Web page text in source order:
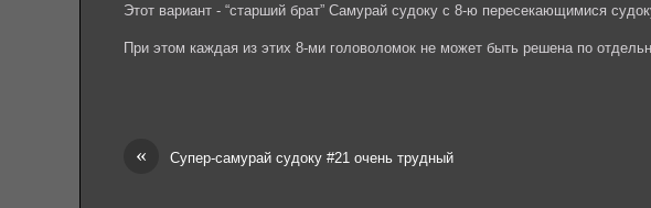
Этот вариант - “старший брат” Самурай судоку с 8-ю пересекающимися
При этом каждая из этих 8-ми головоломок не может быть решена по
« Супер-самурай судоку #21 очень трудный